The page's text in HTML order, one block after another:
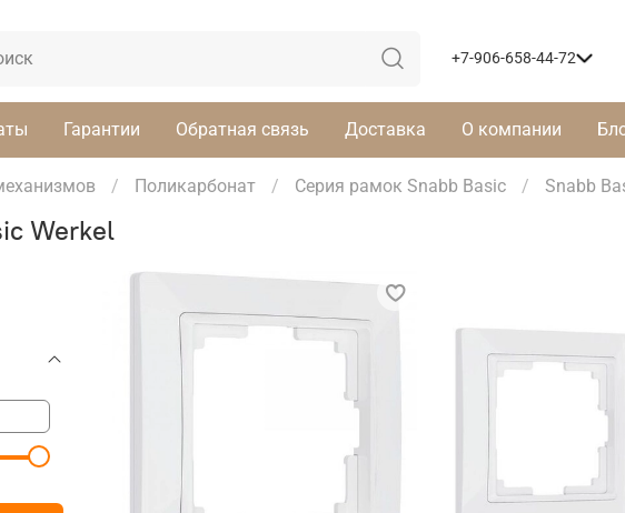
+7-906-658-44-72
Гарантии Обратная связь Доставка О компании
Поликарбонат Серия рамок Snabb Basic Snabb
Werkel